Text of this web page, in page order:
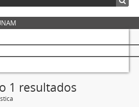
1 resultados